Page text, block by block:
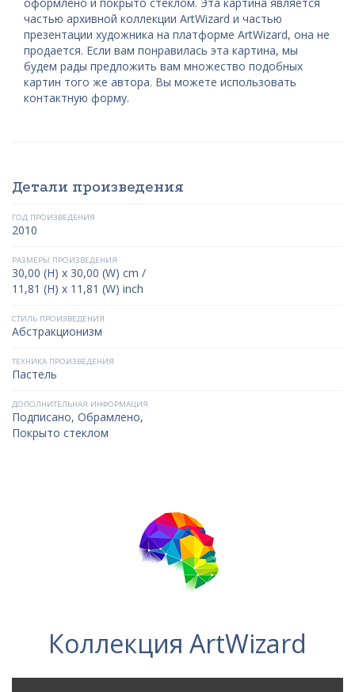
частью архивной коллекции ArtWizard и частью
презентации художника на платформе ArtWizard, она не
продается. Если вам понравилась эта картина, мы
будем рады предложить вам множество подобных
картин того же автора. Вы можете использовать
контактную форму.
Детали произведения
ГОД ПРОИЗВЕДЕНИЯ
2010
РАЗМЕРЫ ПРОИЗВЕДЕНИЯ
30,00 (H) x 30,00 (W) cm /
11,81 (H) x 11,81 (W) inch
СТИЛЬ ПРОИЗВЕДЕНИЯ
Абстракционизм
ТЕХНИКА ПРОИЗВЕДЕНИЯ
Пастель
ДОПОЛНИТЕЛЬНАЯ ИНФОРМАЦИЯ
Подписано, Обрамлено,
Покрыто стеклом
Коллекция ArtWizard